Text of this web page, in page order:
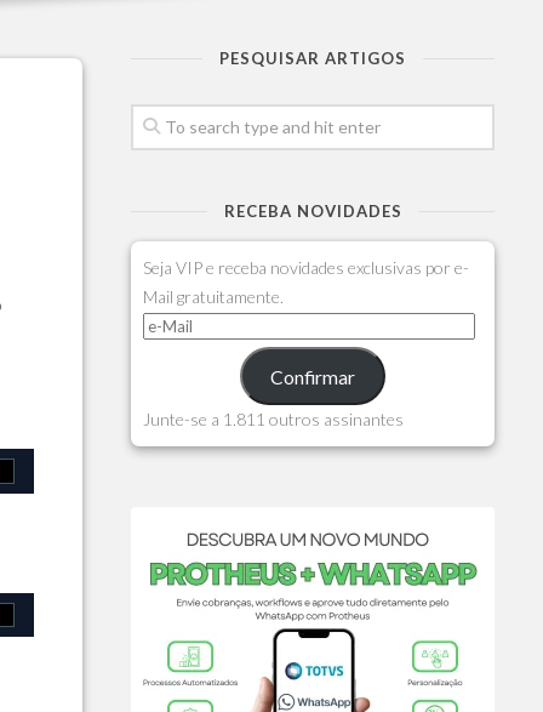
PESQUISAR ARTIGOS
RECEBA NOVIDADES
Seja VIP e receba novidades exclusivas por e-
Mail gratuitamente.
Confirmar
Junte-se a 1.811 outros assinantes